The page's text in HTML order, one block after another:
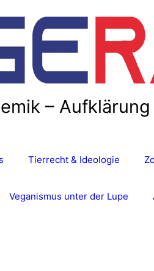
–
Tierrecht & Ideologie
Veganismus unter der Lupe